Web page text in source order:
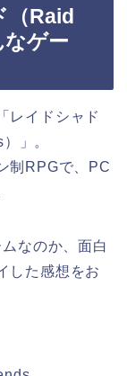
（Raid
ゲー
レイドシャド
」。
制RPGで、PC
なのか、面白
した感想をお